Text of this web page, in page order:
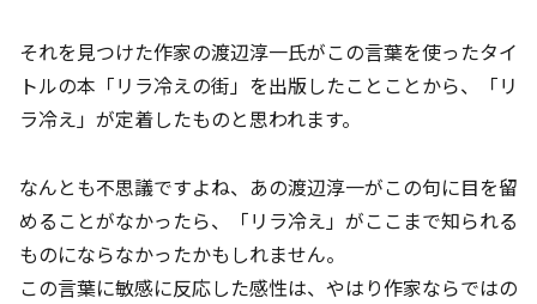
それを見つけた作家の渡辺淳一氏がこの言葉を使ったタイ
トルの本「リラ冷えの街」を出版したことことから、「リ
ラ冷え」が定着したものと思われます。
なんとも不思議ですよね、あの渡辺淳一がこの句に目を留
めることがなかったら、「リラ冷え」がここまで知られる
ものにならなかったかもしれません。
この言葉に敏感に反応した感性は、やはり作家ならではの